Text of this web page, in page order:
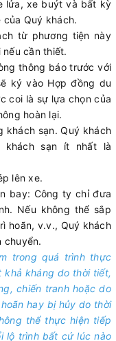
lửa, xe buýt và bất kỳ
Quý khách.
từ phương tiện này
cần thiết.
thông báo trước với
ký vào Hợp đồng du
coi là sự lựa chọn của
hoàn lại.
khách sạn. Quý khách
khách sạn ít nhất là
lên xe.
bay: Công ty chỉ đưa
Nếu không thể sắp
hoãn, v.v., Quý khách
chuyển.
trong quá trình thực
khả kháng do thời tiết,
chiến tranh hoặc do
hay bị hủy do thời
thể thực hiện tiếp
lộ trình bất cứ lúc nào